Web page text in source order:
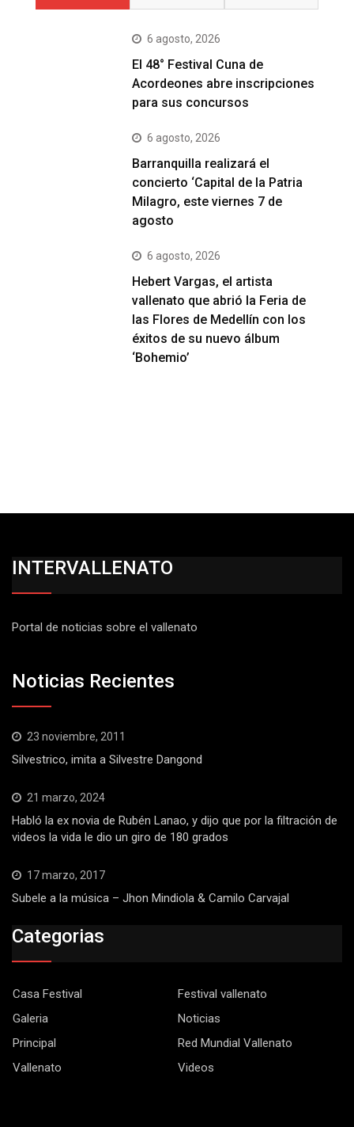
6 agosto, 2026
El 48° Festival Cuna de
Acordeones abre inscripciones
para sus concursos
6 agosto, 2026
Barranquilla realizará el
concierto ‘Capital de la Patria
Milagro, este viernes 7 de
agosto
6 agosto, 2026
Hebert Vargas, el artista
vallenato que abrió la Feria de
las Flores de Medellín con los
éxitos de su nuevo álbum
‘Bohemio’
INTERVALLENATO
Portal de noticias sobre el vallenato
Noticias Recientes
23 noviembre, 2011
Silvestrico, imita a Silvestre Dangond
21 marzo, 2024
Habló la ex novia de Rubén Lanao, y dijo que por la filtración de
videos la vida le dio un giro de 180 grados
17 marzo, 2017
Subele a la música – Jhon Mindiola & Camilo Carvajal
Categorias
Casa Festival
Festival vallenato
Galeria
Noticias
Principal
Red Mundial Vallenato
Vallenato
Videos